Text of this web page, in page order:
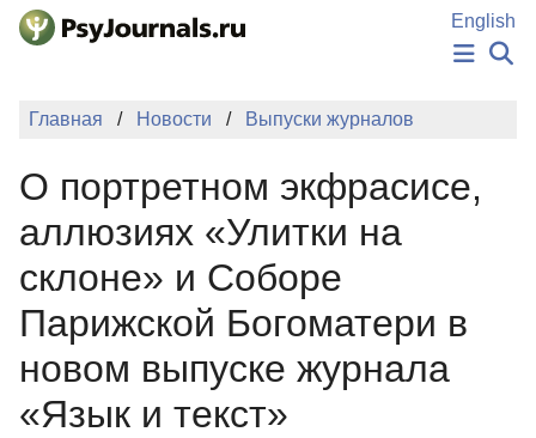
Перейти к основному содержанию
English
НОВОСТИ
ПОДАТЬ РУКОПИСЬ
БАЗА ЗНАНИЙ
КЛЮЧЕВЫЕ СЛОВА
Регистрация
Главная Новости Выпуски журналов
О портретном экфрасисе,
аллюзиях «Улитки на
склоне» и Соборе
Парижской Богоматери в
новом выпуске журнала
«Язык и текст»